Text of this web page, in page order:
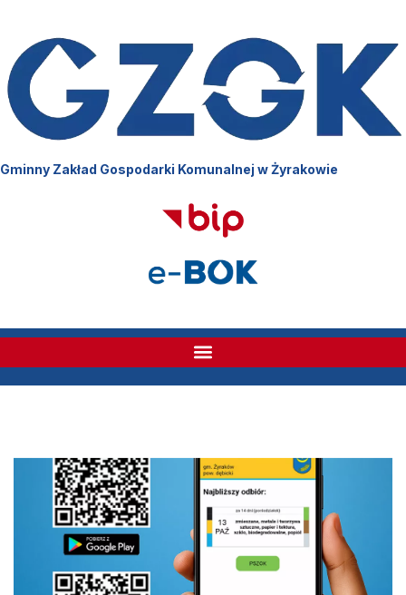
Gminny Zakład Gospodarki Komunalnej w Żyrakowie